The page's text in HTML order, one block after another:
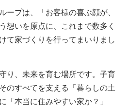
ープは、「お客様の喜ぶ顔が、
想いを原点に、これまで数多く
て家づくりを行ってまいりまし
り、未来を育む場所です。子育
のすべてを支える「暮らしの土
「本当に住みやすい家か？」